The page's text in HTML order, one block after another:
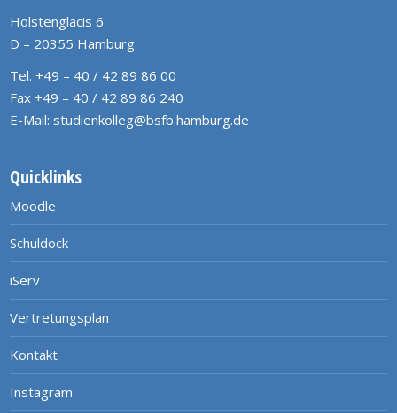
Holstenglacis 6
D – 20355 Hamburg
Tel. +49 – 40 / 42 89 86 00
Fax +49 – 40 / 42 89 86 240
E-Mail: studienkolleg@bsfb.hamburg.de
Quicklinks
Moodle
Schuldock
iServ
Vertretungsplan
Kontakt
Instagram